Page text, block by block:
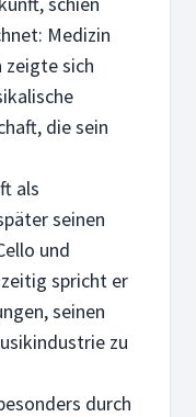
Medizin
sich
die sein
als
seinen
und
spricht er
seinen
zu
durch